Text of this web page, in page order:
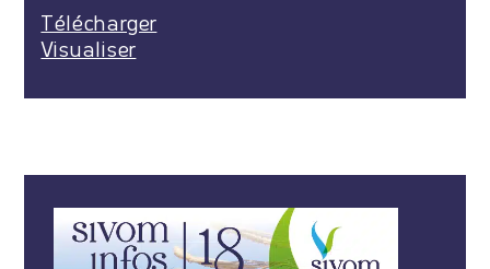
Télécharger
Visualiser